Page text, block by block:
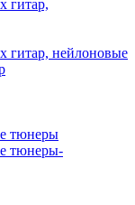
гитар,
гитар, нейлоновые
тюнеры
тюнеры-